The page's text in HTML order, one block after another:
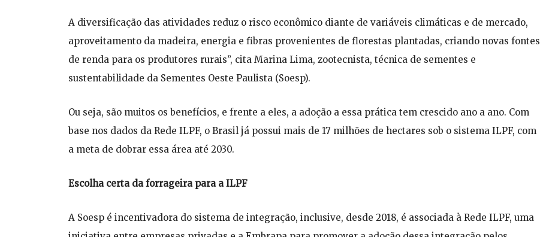
A diversificação das atividades reduz o risco econômico diante de variáveis climáticas e de mercado,
aproveitamento da madeira, energia e fibras provenientes de florestas plantadas, criando novas fontes
de renda para os produtores rurais”, cita Marina Lima, zootecnista, técnica de sementes e
sustentabilidade da Sementes Oeste Paulista (Soesp).
Ou seja, são muitos os benefícios, e frente a eles, a adoção a essa prática tem crescido ano a ano. Com
base nos dados da Rede ILPF, o Brasil já possui mais de 17 milhões de hectares sob o sistema ILPF, com
a meta de dobrar essa área até 2030.
Escolha certa da forrageira para a ILPF
A Soesp é incentivadora do sistema de integração, inclusive, desde 2018, é associada à Rede ILPF, uma